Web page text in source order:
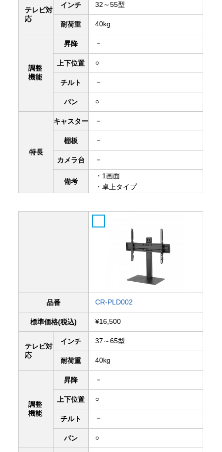
テレビ対
応
インチ 32～55型
耐荷重 40kg
調整
機能
昇降 －
上下位置 ○
チルト －
パン ○
特長
キャスター －
棚板 －
カメラ台 －
備考
・1画面
・卓上タイプ
品番 CR-PLD002
標準価格(税込) ¥16,500
テレビ対
応
インチ 37～65型
耐荷重 40kg
調整
機能
昇降 －
上下位置 ○
チルト －
パン ○